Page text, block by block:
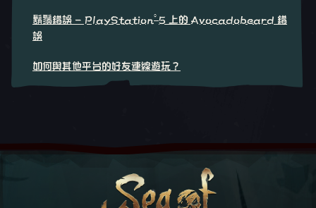
鬍鬚錯誤 - PlayStation® 5 上的 Avocadobeard 錯
誤
如何與其他平台的好友連線遊玩？